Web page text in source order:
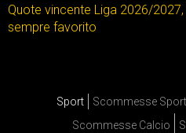
Quote vincente Liga 2026/
sempre favorito
Sport Scommesse
Scommesse Calcio